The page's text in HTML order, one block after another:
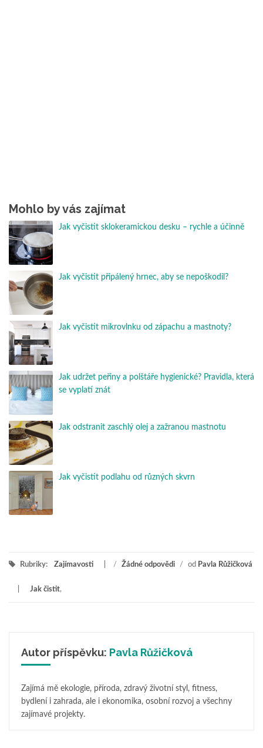
Mohlo by vás zajímat
Jak vyčistit sklokeramickou desku – rychle a účinně
Jak vyčistit připálený hrnec, aby se nepoškodil?
Jak vyčistit mikrovlnku od zápachu a mastnoty?
Jak udržet peřiny a polštáře hygienické? Pravidla, která
se vyplatí znát
Jak odstranit zaschlý olej a zažranou mastnotu
Jak vyčistit podlahu od různých skvrn
Rubriky: Zajímavosti / Žádné odpovědi / od Pavla Růžičková
Jak čistit,
Autor příspěvku: Pavla Růžičková
Zajímá mě ekologie, příroda, zdravý životní styl, fitness,
bydlení i zahrada, ale i ekonomika, osobní rozvoj a všechny
zajímavé projekty.